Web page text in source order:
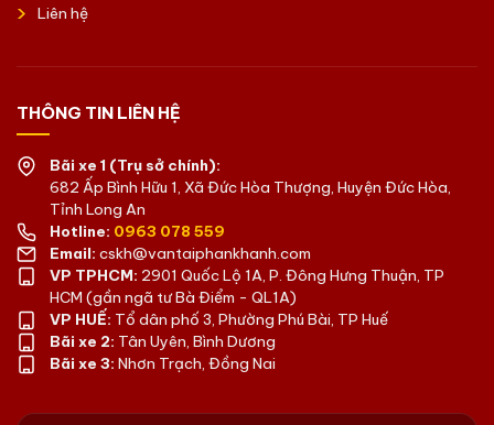
Liên hệ
THÔNG TIN LIÊN HỆ
Bãi xe 1 (Trụ sở chính):
682 Ấp Bình Hữu 1, Xã Đức Hòa Thượng, Huyện Đức Hòa,
Tỉnh Long An
Hotline: 0963 078 559
Email: cskh@vantaiphankhanh.com
VP TPHCM: 2901 Quốc Lộ 1A, P. Đông Hưng Thuận, TP
HCM (gần ngã tư Bà Điểm - QL1A)
VP HUẾ: Tổ dân phố 3, Phường Phú Bài, TP Huế
Bãi xe 2: Tân Uyên, Bình Dương
Bãi xe 3: Nhơn Trạch, Đồng Nai